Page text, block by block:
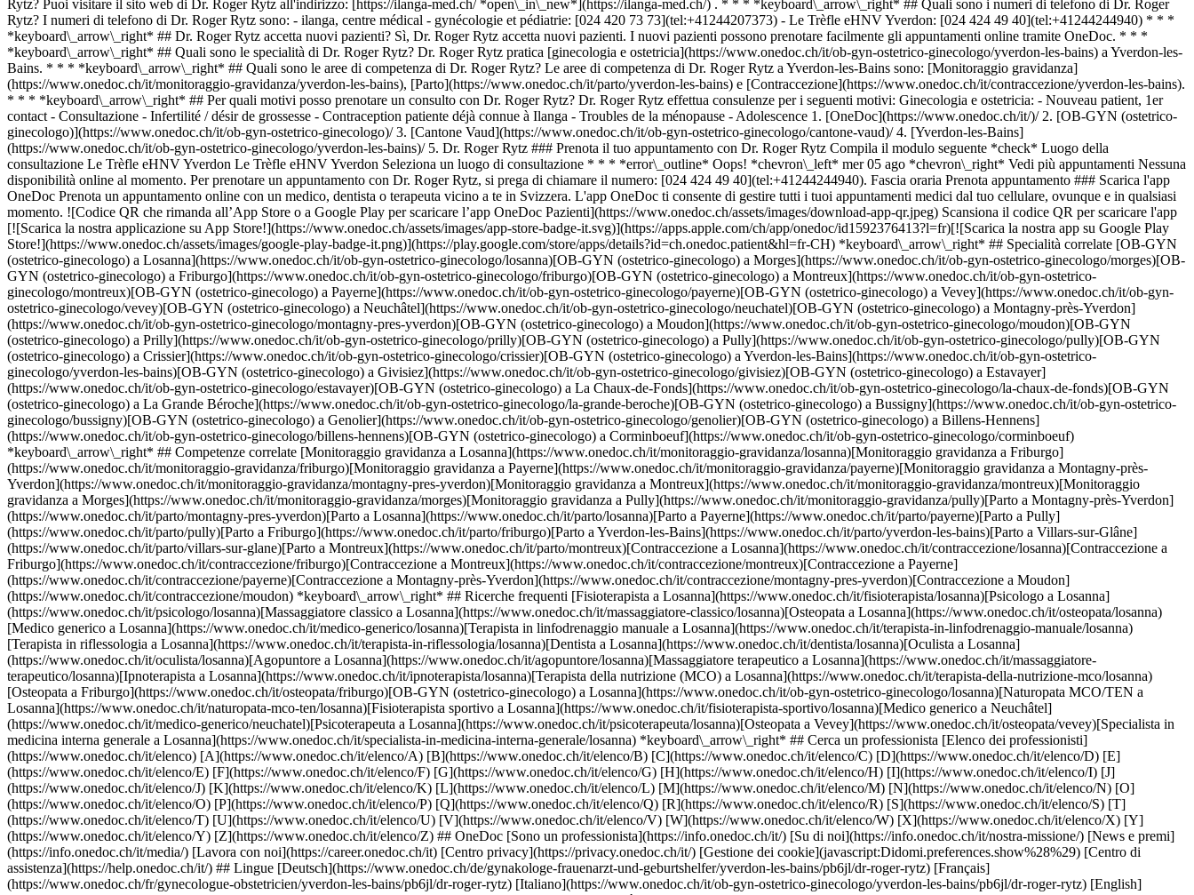
Rytz? Puoi visitare il sito web di Dr. Roger Rytz all'indirizzo: [https://ilanga-med.ch/ *open\_in\_new*](https://ilanga-med.ch/) . * * * *keyboard\_arrow\_right* ## Quali sono i numeri di telefono di Dr. Roger
Rytz? I numeri di telefono di Dr. Roger Rytz sono: - ilanga, centre médical - gynécologie et pédiatrie: [024 420 73 73](tel:+41244207373) - Le Trèfle eHNV Yverdon: [024 424 49 40](tel:+41244244940) * * *
*keyboard\_arrow\_right* ## Dr. Roger Rytz accetta nuovi pazienti? Sì, Dr. Roger Rytz accetta nuovi pazienti. I nuovi pazienti possono prenotare facilmente gli appuntamenti online tramite OneDoc. * * *
*keyboard\_arrow\_right* ## Quali sono le specialità di Dr. Roger Rytz? Dr. Roger Rytz pratica [ginecologia e ostetricia](https://www.onedoc.ch/it/ob-gyn-ostetrico-ginecologo/yverdon-les-bains) a Yverdon-les-
Bains. * * * *keyboard\_arrow\_right* ## Quali sono le aree di competenza di Dr. Roger Rytz? Le aree di competenza di Dr. Roger Rytz a Yverdon-les-Bains sono: [Monitoraggio gravidanza]
(https://www.onedoc.ch/it/monitoraggio-gravidanza/yverdon-les-bains), [Parto](https://www.onedoc.ch/it/parto/yverdon-les-bains) e [Contraccezione](https://www.onedoc.ch/it/contraccezione/yverdon-les-bains).
* * * *keyboard\_arrow\_right* ## Per quali motivi posso prenotare un consulto con Dr. Roger Rytz? Dr. Roger Rytz effettua consulenze per i seguenti motivi: Ginecologia e ostetricia: - Nouveau patient, 1er
contact - Consultazione - Infertilité / désir de grossesse - Contraception patiente déjà connue à Ilanga - Troubles de la ménopause - Adolescence 1. [OneDoc](https://www.onedoc.ch/it/)/ 2. [OB-GYN (ostetrico-ginecologo)](https://www.onedoc.ch/it/ob-gyn-ostetrico-ginecologo)/ 3. [Cantone Vaud](https://www.onedoc.ch/it/ob-gyn-ostetrico-ginecologo/cantone-vaud)/ 4. [Yverdon-les-Bains](https://www.onedoc.ch/it/ob-gyn-ostetrico-ginecologo/yverdon-les-bains)/ 5. Dr. Roger Rytz ### Prenota il tuo appuntamento con Dr. Roger Rytz Compila il modulo seguente *check* Luogo della consultazione Le Trèfle eHNV Yverdon Le Trèfle eHNV Yverdon Seleziona un luogo di consultazione * * * *error\_outline* Oops! *chevron\_left* mer 05 ago *chevron\_right* Vedi più appuntamenti Nessuna disponibilità online al momento. Per prenotare un appuntamento con Dr. Roger Rytz, si prega di chiamare il numero: [024 424 49 40](tel:+41244244940). Fascia oraria Prenota appuntamento ### Scarica l'app OneDoc Prenota un appuntamento online con un medico, dentista o terapeuta vicino a te in Svizzera. L'app OneDoc ti consente di gestire tutti i tuoi appuntamenti medici dal tuo cellulare, ovunque e in qualsiasi momento. ![Codice QR che rimanda all’App Store o a Google Play per scaricare l’app OneDoc Pazienti](https://www.onedoc.ch/assets/images/download-app-qr.jpeg) Scansiona il codice QR per scaricare l'app [![Scarica la nostra applicazione su App Store!](https://www.onedoc.ch/assets/images/app-store-badge-it.svg)](https://apps.apple.com/ch/app/onedoc/id1592376413?l=fr)[![Scarica la nostra app su Google Play Store!](https://www.onedoc.ch/assets/images/google-play-badge-it.png)](https://play.google.com/store/apps/details?id=ch.onedoc.patient&hl=fr-CH) *keyboard\_arrow\_right* ## Specialità correlate [OB-GYN (ostetrico-ginecologo) a Losanna](https://www.onedoc.ch/it/ob-gyn-ostetrico-ginecologo/losanna)[OB-GYN (ostetrico-ginecologo) a Morges](https://www.onedoc.ch/it/ob-gyn-ostetrico-ginecologo/morges)[OB-GYN (ostetrico-ginecologo) a Friburgo](https://www.onedoc.ch/it/ob-gyn-ostetrico-ginecologo/friburgo)[OB-GYN (ostetrico-ginecologo) a Montreux](https://www.onedoc.ch/it/ob-gyn-ostetrico-ginecologo/montreux)[OB-GYN (ostetrico-ginecologo) a Payerne](https://www.onedoc.ch/it/ob-gyn-ostetrico-ginecologo/payerne)[OB-GYN (ostetrico-ginecologo) a Vevey](https://www.onedoc.ch/it/ob-gyn-ostetrico-ginecologo/vevey)[OB-GYN (ostetrico-ginecologo) a Neuchâtel](https://www.onedoc.ch/it/ob-gyn-ostetrico-ginecologo/neuchatel)[OB-GYN (ostetrico-ginecologo) a Montagny-près-Yverdon](https://www.onedoc.ch/it/ob-gyn-ostetrico-ginecologo/montagny-pres-yverdon)[OB-GYN (ostetrico-ginecologo) a Moudon](https://www.onedoc.ch/it/ob-gyn-ostetrico-ginecologo/moudon)[OB-GYN (ostetrico-ginecologo) a Prilly](https://www.onedoc.ch/it/ob-gyn-ostetrico-ginecologo/prilly)[OB-GYN (ostetrico-ginecologo) a Pully](https://www.onedoc.ch/it/ob-gyn-ostetrico-ginecologo/pully)[OB-GYN (ostetrico-ginecologo) a Crissier](https://www.onedoc.ch/it/ob-gyn-ostetrico-ginecologo/crissier)[OB-GYN (ostetrico-ginecologo) a Yverdon-les-Bains](https://www.onedoc.ch/it/ob-gyn-ostetrico-ginecologo/yverdon-les-bains)[OB-GYN (ostetrico-ginecologo) a Givisiez](https://www.onedoc.ch/it/ob-gyn-ostetrico-ginecologo/givisiez)[OB-GYN (ostetrico-ginecologo) a Estavayer](https://www.onedoc.ch/it/ob-gyn-ostetrico-ginecologo/estavayer)[OB-GYN (ostetrico-ginecologo) a La Chaux-de-Fonds](https://www.onedoc.ch/it/ob-gyn-ostetrico-ginecologo/la-chaux-de-fonds)[OB-GYN (ostetrico-ginecologo) a La Grande Béroche](https://www.onedoc.ch/it/ob-gyn-ostetrico-ginecologo/la-grande-beroche)[OB-GYN (ostetrico-ginecologo) a Bussigny](https://www.onedoc.ch/it/ob-gyn-ostetrico-ginecologo/bussigny)[OB-GYN (ostetrico-ginecologo) a Genolier](https://www.onedoc.ch/it/ob-gyn-ostetrico-ginecologo/genolier)[OB-GYN (ostetrico-ginecologo) a Billens-Hennens](https://www.onedoc.ch/it/ob-gyn-ostetrico-ginecologo/billens-hennens)[OB-GYN (ostetrico-ginecologo) a Corminboeuf](https://www.onedoc.ch/it/ob-gyn-ostetrico-ginecologo/corminboeuf) *keyboard\_arrow\_right* ## Competenze correlate [Monitoraggio gravidanza a Losanna](https://www.onedoc.ch/it/monitoraggio-gravidanza/losanna)[Monitoraggio gravidanza a Friburgo](https://www.onedoc.ch/it/monitoraggio-gravidanza/friburgo)[Monitoraggio gravidanza a Payerne](https://www.onedoc.ch/it/monitoraggio-gravidanza/payerne)[Monitoraggio gravidanza a Montagny-près-Yverdon](https://www.onedoc.ch/it/monitoraggio-gravidanza/montagny-pres-yverdon)[Monitoraggio gravidanza a Montreux](https://www.onedoc.ch/it/monitoraggio-gravidanza/montreux)[Monitoraggio gravidanza a Morges](https://www.onedoc.ch/it/monitoraggio-gravidanza/morges)[Monitoraggio gravidanza a Pully](https://www.onedoc.ch/it/monitoraggio-gravidanza/pully)[Parto a Montagny-près-Yverdon](https://www.onedoc.ch/it/parto/montagny-pres-yverdon)[Parto a Losanna](https://www.onedoc.ch/it/parto/losanna)[Parto a Payerne](https://www.onedoc.ch/it/parto/payerne)[Parto a Pully](https://www.onedoc.ch/it/parto/pully)[Parto a Friburgo](https://www.onedoc.ch/it/parto/friburgo)[Parto a Yverdon-les-Bains](https://www.onedoc.ch/it/parto/yverdon-les-bains)[Parto a Villars-sur-Glâne](https://www.onedoc.ch/it/parto/villars-sur-glane)[Parto a Montreux](https://www.onedoc.ch/it/parto/montreux)[Contraccezione a Losanna](https://www.onedoc.ch/it/contraccezione/losanna)[Contraccezione a Friburgo](https://www.onedoc.ch/it/contraccezione/friburgo)[Contraccezione a Montreux](https://www.onedoc.ch/it/contraccezione/montreux)[Contraccezione a Payerne](https://www.onedoc.ch/it/contraccezione/payerne)[Contraccezione a Montagny-près-Yverdon](https://www.onedoc.ch/it/contraccezione/montagny-pres-yverdon)[Contraccezione a Moudon](https://www.onedoc.ch/it/contraccezione/moudon) *keyboard\_arrow\_right* ## Ricerche frequenti [Fisioterapista a Losanna](https://www.onedoc.ch/it/fisioterapista/losanna)[Psicologo a Losanna](https://www.onedoc.ch/it/psicologo/losanna)[Massaggiatore classico a Losanna](https://www.onedoc.ch/it/massaggiatore-classico/losanna)[Osteopata a Losanna](https://www.onedoc.ch/it/osteopata/losanna)[Medico generico a Losanna](https://www.onedoc.ch/it/medico-generico/losanna)[Terapista in linfodrenaggio manuale a Losanna](https://www.onedoc.ch/it/terapista-in-linfodrenaggio-manuale/losanna)[Terapista in riflessologia a Losanna](https://www.onedoc.ch/it/terapista-in-riflessologia/losanna)[Dentista a Losanna](https://www.onedoc.ch/it/dentista/losanna)[Oculista a Losanna](https://www.onedoc.ch/it/oculista/losanna)[Agopuntore a Losanna](https://www.onedoc.ch/it/agopuntore/losanna)[Massaggiatore terapeutico a Losanna](https://www.onedoc.ch/it/massaggiatore-terapeutico/losanna)[Ipnoterapista a Losanna](https://www.onedoc.ch/it/ipnoterapista/losanna)[Terapista della nutrizione (MCO) a Losanna](https://www.onedoc.ch/it/terapista-della-nutrizione-mco/losanna)[Osteopata a Friburgo](https://www.onedoc.ch/it/osteopata/friburgo)[OB-GYN (ostetrico-ginecologo) a Losanna](https://www.onedoc.ch/it/ob-gyn-ostetrico-ginecologo/losanna)[Naturopata MCO/TEN a Losanna](https://www.onedoc.ch/it/naturopata-mco-ten/losanna)[Fisioterapista sportivo a Losanna](https://www.onedoc.ch/it/fisioterapista-sportivo/losanna)[Medico generico a Neuchâtel](https://www.onedoc.ch/it/medico-generico/neuchatel)[Psicoterapeuta a Losanna](https://www.onedoc.ch/it/psicoterapeuta/losanna)[Osteopata a Vevey](https://www.onedoc.ch/it/osteopata/vevey)[Specialista in medicina interna generale a Losanna](https://www.onedoc.ch/it/specialista-in-medicina-interna-generale/losanna) *keyboard\_arrow\_right* ## Cerca un professionista [Elenco dei professionisti](https://www.onedoc.ch/it/elenco) [A](https://www.onedoc.ch/it/elenco/A) [B](https://www.onedoc.ch/it/elenco/B) [C](https://www.onedoc.ch/it/elenco/C) [D](https://www.onedoc.ch/it/elenco/D) [E](https://www.onedoc.ch/it/elenco/E) [F](https://www.onedoc.ch/it/elenco/F) [G](https://www.onedoc.ch/it/elenco/G) [H](https://www.onedoc.ch/it/elenco/H) [I](https://www.onedoc.ch/it/elenco/I) [J](https://www.onedoc.ch/it/elenco/J) [K](https://www.onedoc.ch/it/elenco/K) [L](https://www.onedoc.ch/it/elenco/L) [M](https://www.onedoc.ch/it/elenco/M) [N](https://www.onedoc.ch/it/elenco/N) [O](https://www.onedoc.ch/it/elenco/O) [P](https://www.onedoc.ch/it/elenco/P) [Q](https://www.onedoc.ch/it/elenco/Q) [R](https://www.onedoc.ch/it/elenco/R) [S](https://www.onedoc.ch/it/elenco/S) [T](https://www.onedoc.ch/it/elenco/T) [U](https://www.onedoc.ch/it/elenco/U) [V](https://www.onedoc.ch/it/elenco/V) [W](https://www.onedoc.ch/it/elenco/W) [X](https://www.onedoc.ch/it/elenco/X) [Y](https://www.onedoc.ch/it/elenco/Y) [Z](https://www.onedoc.ch/it/elenco/Z) ## OneDoc [Sono un professionista](https://info.onedoc.ch/it/) [Su di noi](https://info.onedoc.ch/it/nostra-missione/) [News e premi](https://info.onedoc.ch/it/media/) [Lavora con noi](https://career.onedoc.ch/it) [Centro privacy](https://privacy.onedoc.ch/it/) [Gestione dei cookie](javascript:Didomi.preferences.show%28%29) [Centro di assistenza](https://help.onedoc.ch/it/) ## Lingue [Deutsch](https://www.onedoc.ch/de/gynakologe-frauenarzt-und-geburtshelfer/yverdon-les-bains/pb6jl/dr-roger-rytz) [Français](https://www.onedoc.ch/fr/gynecologue-obstetricien/yverdon-les-bains/pb6jl/dr-roger-rytz) [Italiano](https://www.onedoc.ch/it/ob-gyn-ostetrico-ginecologo/yverdon-les-bains/pb6jl/dr-roger-rytz) [English](https://www.onedoc.ch/en/ob-gyn-obstetrician-gynecologist/yverdon-les-bains/pb6jl/dr-roger-rytz) ## Specialità correlate [OB-GYN (ostetrico-ginecologo) a Losanna](https://www.onedoc.ch/it/ob-gyn-ostetrico-ginecologo/losanna) [OB-GYN (ostetrico-ginecologo) a Morges](https://www.onedoc.ch/it/ob-gyn-ostetrico-ginecologo/morges) [OB-GYN (ostetrico-ginecologo) a Friburgo](https://www.onedoc.ch/it/ob-gyn-ostetrico-ginecologo/friburgo) [OB-GYN (ostetrico-ginecologo) a Montreux](https://www.onedoc.ch/it/ob-gyn-ostetrico-ginecologo/montreux) [OB-GYN (ostetrico-ginecologo) a Payerne](https://www.onedoc.ch/it/ob-gyn-ostetrico-gi